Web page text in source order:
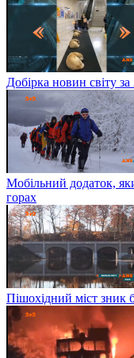
Добірка новин світу
Мобільний додаток,
горах
Пішохідний міст зник